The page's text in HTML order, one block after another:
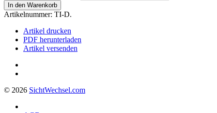
In den Warenkorb
Artikelnummer: TI-D.
Artikel drucken
PDF herunterladen
Artikel versenden
© 2026 SichtWechsel.com